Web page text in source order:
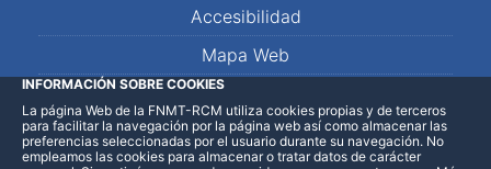
Accesibilidad
Mapa Web
LinkedInFacebookWhatsApp
INFORMACIÓN SOBRE COOKIES
La página Web de la FNMT-RCM utiliza cookies propias y de terceros
para facilitar la navegación por la página web así como almacenar las
preferencias seleccionadas por el usuario durante su navegación. No
empleamos las cookies para almacenar o tratar datos de carácter